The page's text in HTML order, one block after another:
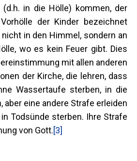
(d.h. in die Hölle) kommen, der
der Kinder bezeichnet
in den Himmel, sondern an
wo es kein Feuer gibt. Dies
mit allen anderen
der Kirche, die lehren, dass
Wassertaufe sterben, in die
aber eine andere Strafe erleiden
Todsünde sterben. Ihre Strafe
von Gott.[3]